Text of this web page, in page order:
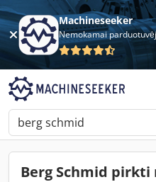
Machineseeker
Nemokamai
Berg Schmid pirkti